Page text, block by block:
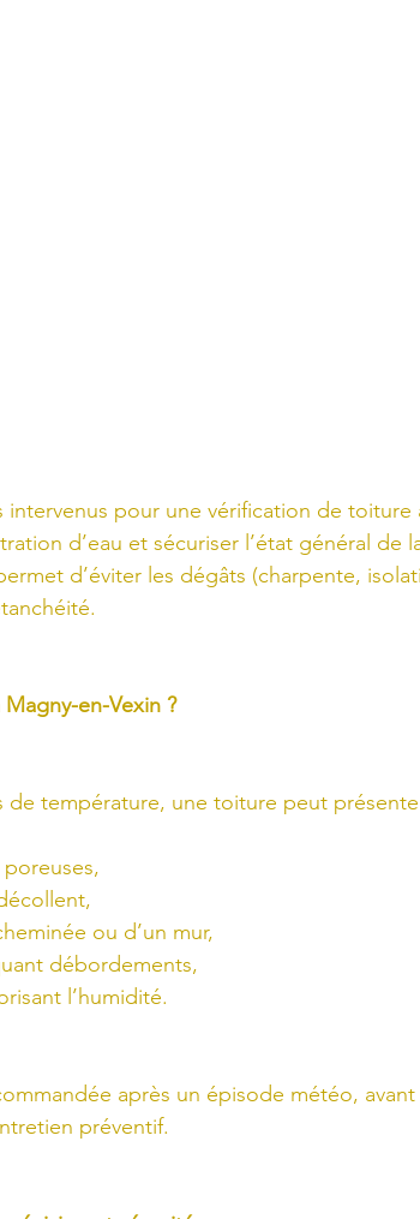
intervenus pour une vérification de
d’eau et sécuriser l’état général de
d’éviter les dégâts (charpente,
en-Vexin ?
de température, une toiture peut
ou d’un mur,
débordements,
l’humidité.
après un épisode météo,
préventif.